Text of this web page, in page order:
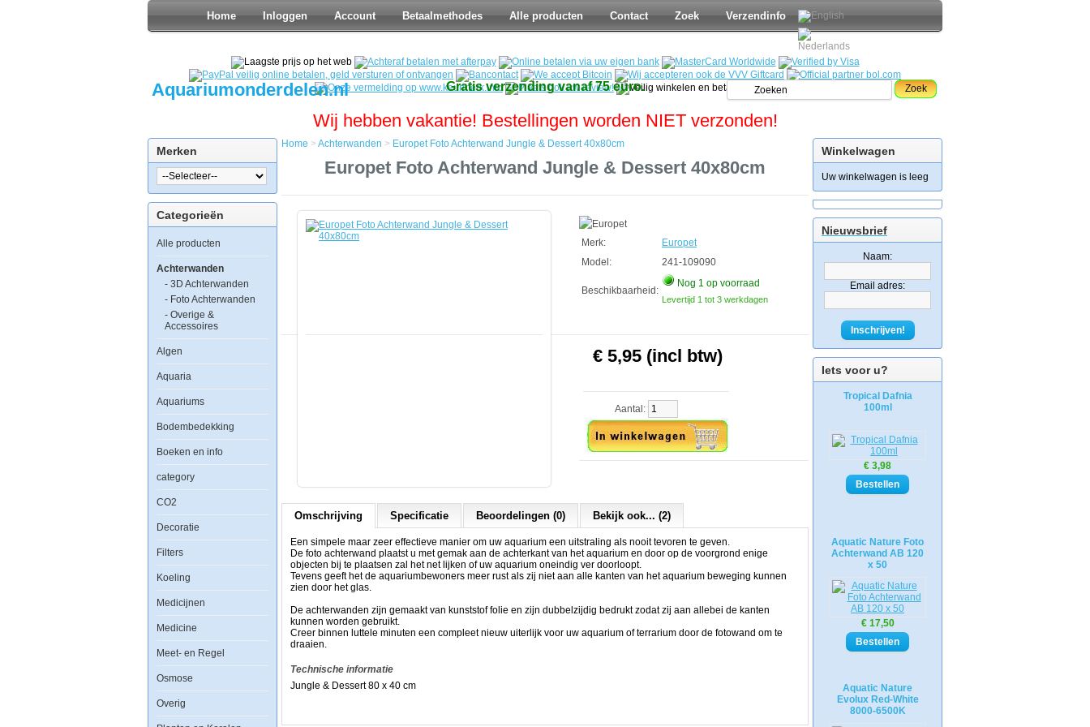
Home Inloggen Account Betaalmethodes Alle producten Contact Zoek Verzendinfo
Aquariumonderdelen.nl Gratis verzending vanaf 75 euro. Zoek
Wij hebben vakantie! Bestellingen worden NIET verzonden!
Merken
Categorieën
Alle producten
Achterwanden
- 3D Achterwanden
- Foto Achterwanden
- Overige &
Accessoires
Algen
Aquaria
Aquariums
Bodembedekking
Boeken en info
category
CO2
Decoratie
Filters
Koeling
Medicijnen
Medicine
Meet- en Regel
Osmose
Overig
Winkelwagen
Uw winkelwagen is leeg
Nieuwsbrief
Naam:
Email adres:
Inschrijven!
Iets voor u?
Tropical Dafnia
100ml
€ 3,98
Aquatic Nature Foto
Achterwand AB 120
x 50
€ 17,50
Aquatic Nature
Evolux Red-White
8000-6500K
Foto
Achterwand
Jungle
Een
simpele
zeer
effectieve
manier
om
uw
een
uitstraling
als
nooit
geven.
De
Home > Achterwanden > Europet Foto Achterwand Jungle & Dessert 40x80cm
Europet Foto Achterwand Jungle & Dessert 40x80cm
Merk:
Europet
Model:
241-109090
Beschikbaarheid:
Nog 1 op voorraad
Levertijd 1 tot 3 werkdagen
€ 5,95 (incl btw)
Aantal:
Omschrijving Specificatie Beoordelingen (0) Bekijk ook... (2)
Een simpele maar zeer effectieve manier om uw aquarium een uitstraling als nooit tevoren te geven.
De foto achterwand plaatst u met gemak aan de achterkant van het aquarium en door op de voorgrond enige
objecten bij te plaatsen zal het net lijken of uw aquarium oneindig ver doorloopt.
Tevens geeft het de aquariumbewoners meer rust als zij niet aan alle kanten van het aquarium beweging kunnen
zien door het glas.
De achterwanden zijn gemaakt van kunststof folie en zijn dubbelzijdig bedrukt zodat zij aan allebei de kanten
kunnen worden gebruikt.
Creer binnen luttele minuten een compleet nieuw uiterlijk voor uw aquarium of terrarium door de fotowand om te
draaien.
Technische informatie
Jungle & Dessert 80 x 40 cm